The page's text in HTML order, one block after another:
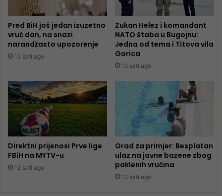
Pred BiH još jedan izuzetno
vruć dan, na snazi
narandžasto upozorenje
12 sati ago
Zukan Helez i komandant
NATO štaba u Bugojnu:
Jedna od tema i Titova vila
Gorica
12 sati ago
Direktni prijenosi Prve lige
FBiH na MYTV-u
12 sati ago
Grad za primjer: Besplatan
ulaz na javne bazene zbog
paklenih vrućina
12 sati ago